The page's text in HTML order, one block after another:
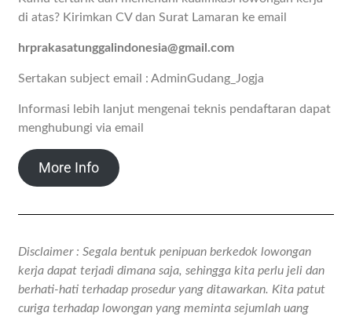
di atas? Kirimkan CV dan Surat Lamaran ke email
hrprakasatunggalindonesia@gmail.com
Sertakan subject email : AdminGudang_Jogja
Informasi lebih lanjut mengenai teknis pendaftaran dapat
menghubungi via email
More Info
Disclaimer : Segala bentuk penipuan berkedok lowongan
kerja dapat terjadi dimana saja, sehingga kita perlu jeli dan
berhati-hati terhadap prosedur yang ditawarkan. Kita patut
curiga terhadap lowongan yang meminta sejumlah uang